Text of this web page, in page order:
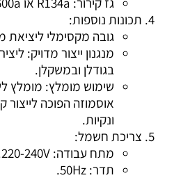
תכונות נוספות:
גובה מקסימלי ליציאת מים:
מנגנון ייצור מדויק:
בגודלן ובמשקלן.
שימוש מומלץ: מומלץ
אוסמוזה הפוכה לייצור
ונקיות.
צריכת חשמל:
מתח עבודה: 220-240V.
תדר: 50Hz.